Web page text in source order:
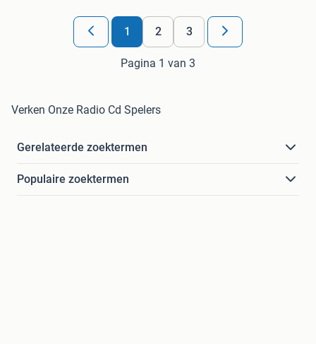
1 2 3
Pagina 1 van 3
Verken Onze Radio Cd Spelers
Gerelateerde zoektermen
Populaire zoektermen